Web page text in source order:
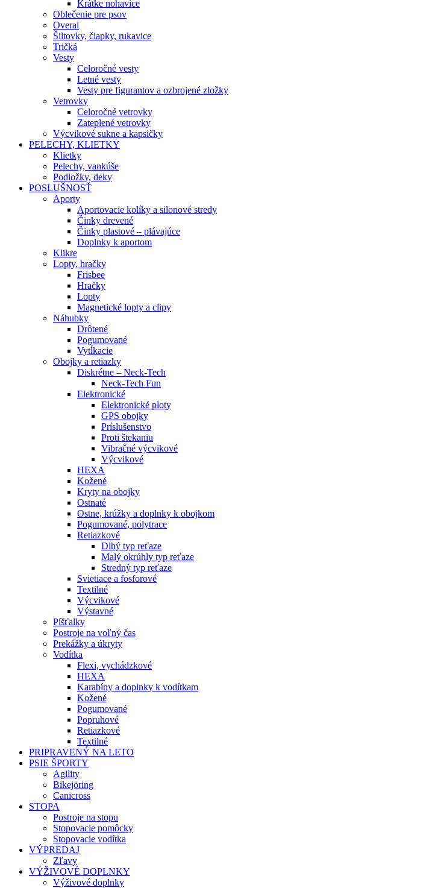
Krátke nohavice
Oblečenie pre psov
Overal
Šiltovky, čiapky, rukavice
Tričká
Vesty
Celoročné vesty
Letné vesty
Vesty pre figurantov a ozbrojené zložky
Vetrovky
Celoročné vetrovky
Zateplené vetrovky
Výcvikové sukne a kapsičky
PELECHY, KLIETKY
Klietky
Pelechy, vankúše
Podložky, deky
POSLUŠNOSŤ
Aporty
Aportovacie kolíky a silonové stredy
Činky drevené
Činky plastové – plávajúce
Doplnky k aportom
Klikre
Lopty, hračky
Frisbee
Hračky
Lopty
Magnetické lopty a clipy
Náhubky
Drôtené
Pogumované
Vytĺkacie
Obojky a retiazky
Diskrétne – Neck-Tech
Neck-Tech Fun
Elektronické
Elektronické ploty
GPS obojky
Príslušenstvo
Proti štekaniu
Vibračné výcvikové
Výcvikové
HEXA
Kožené
Kryty na obojky
Ostnaté
Ostne, krúžky a doplnky k obojkom
Pogumované, polytrace
Retiazkové
Dlhý typ reťaze
Malý okrúhly typ reťaze
Stredný typ reťaze
Svietiace a fosforové
Textilné
Výcvikové
Výstavné
Píšťalky
Postroje na voľný čas
Prekážky a úkryty
Vodítka
Flexi, vychádzkové
HEXA
Karabíny a doplnky k vodítkam
Kožené
Pogumované
Popruhové
Retiazkové
Textilné
PRIPRAVENÝ NA LETO
PSIE ŠPORTY
Agility
Bikejöring
Canicross
STOPA
Postroje na stopu
Stopovacie pomôcky
Stopovacie vodítka
VÝPREDAJ
Zľavy
VÝŽIVOVÉ DOPLNKY
Výživové doplnky